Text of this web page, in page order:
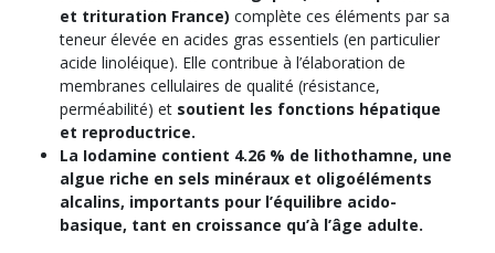
et trituration France) complète ces éléments par sa
teneur élevée en acides gras essentiels (en particulier
acide linoléique). Elle contribue à l’élaboration de
membranes cellulaires de qualité (résistance,
perméabilité) et soutient les fonctions hépatique
et reproductrice.
La Iodamine contient 4.26 % de lithothamne, une
algue riche en sels minéraux et oligoéléments
alcalins, importants pour l’équilibre acido-
basique, tant en croissance qu’à l’âge adulte.